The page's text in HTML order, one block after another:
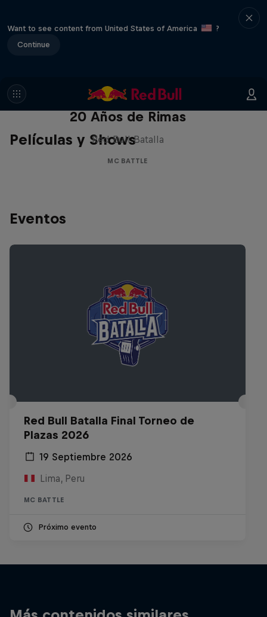
Want to see content from United States of America
?
Continue
Películas y Shows
Red Bull Batalla Nueva Historia:
20 Años de Rimas
Red Bull Batalla
MC BATTLE
Eventos
Red Bull Batalla Final Torneo de
Plazas 2026
19 Septiembre 2026
Lima, Peru
MC BATTLE
Próximo evento